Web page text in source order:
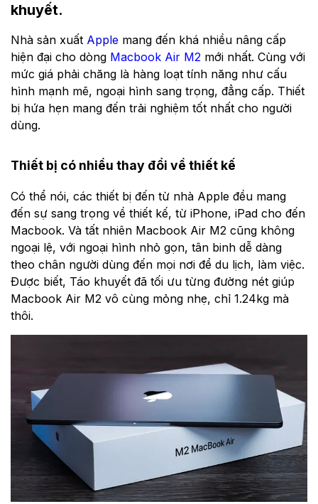
khuyết.
Nhà sản xuất Apple mang đến khá nhiều nâng cấp
hiện đại cho dòng Macbook Air M2 mới nhất. Cùng với
mức giá phải chăng là hàng loạt tính năng như cấu
hình mạnh mẽ, ngoại hình sang trọng, đẳng cấp. Thiết
bị hứa hẹn mang đến trải nghiệm tốt nhất cho người
dùng.
Thiết bị có nhiều thay đổi về thiết kế
Có thể nói, các thiết bị đến từ nhà Apple đều mang
đến sự sang trọng về thiết kế, từ iPhone, iPad cho đến
Macbook. Và tất nhiên Macbook Air M2 cũng không
ngoại lệ, với ngoại hình nhỏ gọn, tân binh dễ dàng
theo chân người dùng đến mọi nơi để du lịch, làm việc.
Được biết, Táo khuyết đã tối ưu từng đường nét giúp
Macbook Air M2 vô cùng mỏng nhẹ, chỉ 1.24kg mà
thôi.